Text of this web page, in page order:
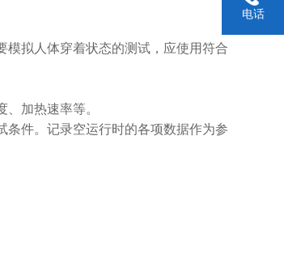
拟人体穿着状态的测试，应使用符合
加热速率等。
件。记录空运行时的各项数据作为参
电话